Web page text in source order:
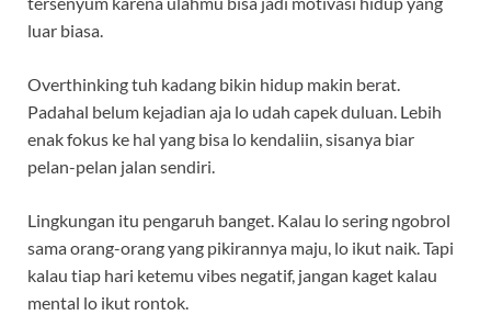
luar biasa.
Overthinking tuh kadang bikin hidup makin berat.
Padahal belum kejadian aja lo udah capek duluan. Lebih
enak fokus ke hal yang bisa lo kendaliin, sisanya biar
pelan-pelan jalan sendiri.
Lingkungan itu pengaruh banget. Kalau lo sering ngobrol
sama orang-orang yang pikirannya maju, lo ikut naik. Tapi
kalau tiap hari ketemu vibes negatif, jangan kaget kalau
mental lo ikut rontok.